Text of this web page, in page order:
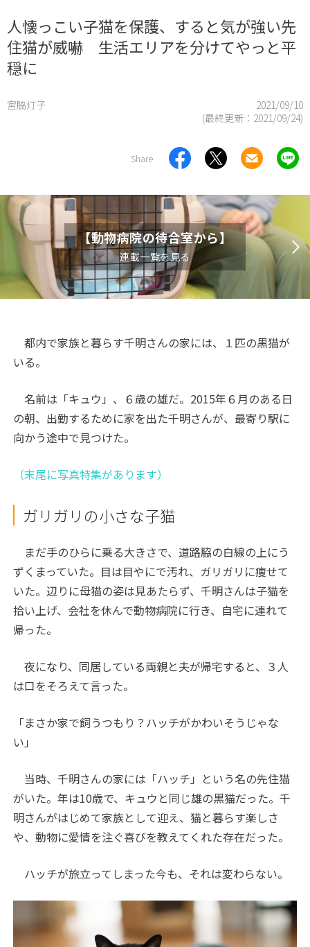
人懐っこい子猫を保護、すると気が強い先
住猫が威嚇 生活エリアを分けてやっと平
穏に
宮脇灯子
2021/09/10
(最終更新： 2021/09/24)
Share
【動物病院の待合室から】
連載一覧を見る
都内で家族と暮らす千明さんの家には、１匹の黒猫が
いる。
名前は「キュウ」、６歳の雄だ。2015年６月のある日
の朝、出勤するために家を出た千明さんが、最寄り駅に
向かう途中で見つけた。
（末尾に写真特集があります）
ガリガリの小さな子猫
まだ手のひらに乗る大きさで、道路脇の白線の上にう
ずくまっていた。目は目やにで汚れ、ガリガリに痩せて
いた。辺りに母猫の姿は見あたらず、千明さんは子猫を
拾い上げ、会社を休んで動物病院に行き、自宅に連れて
帰った。
夜になり、同居している両親と夫が帰宅すると、３人
は口をそろえて言った。
「まさか家で飼うつもり？ハッチがかわいそうじゃな
い」
当時、千明さんの家には「ハッチ」という名の先住猫
がいた。年は10歳で、キュウと同じ雄の黒猫だった。千
明さんがはじめて家族として迎え、猫と暮らす楽しさ
や、動物に愛情を注ぐ喜びを教えてくれた存在だった。
ハッチが旅立ってしまった今も、それは変わらない。